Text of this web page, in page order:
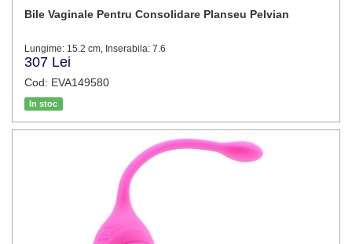
Bile Vaginale Pentru Consolidare Planseu Pelvian
Lungime: 15.2 cm, Inserabila: 7.6
307 Lei
Cod: EVA149580
In stoc